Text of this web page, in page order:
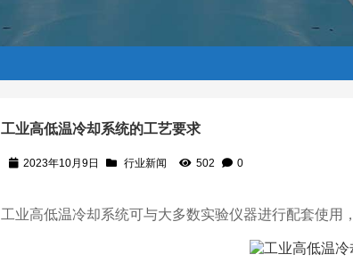
工业高低温冷却系统的工艺要求
2023年10月9日 行业新闻 502 0
工业高低温冷却系统可与大多数实验仪器进行配套使用